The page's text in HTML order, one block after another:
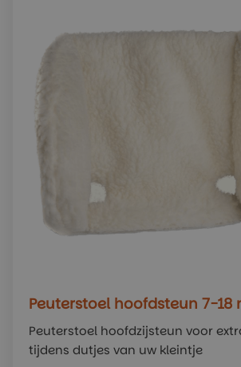
Peuterstoel hoofdsteun 7-18
Peuterstoel hoofdzijsteun voor
tijdens dutjes van uw kleintje